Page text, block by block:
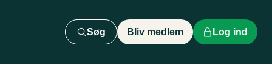
Søg Bliv medlem Log ind